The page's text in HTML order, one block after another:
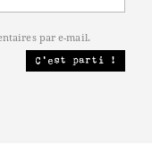
par e-mail.